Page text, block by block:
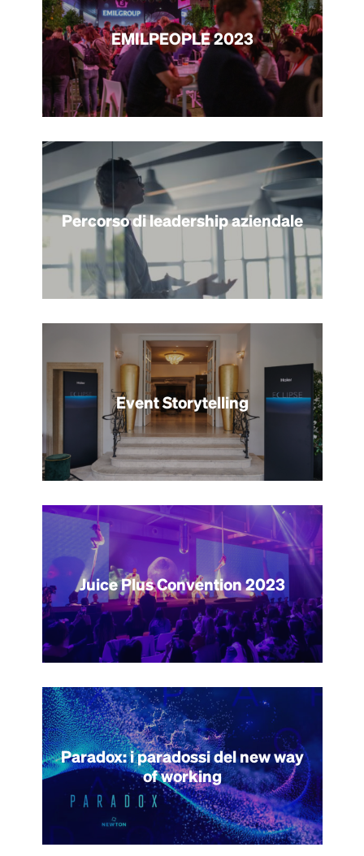
EMILPEOPLE 2023
Percorso di leadership aziendale
Event Storytelling
Juice Plus Convention 2023
Paradox: i paradossi del new way
of working